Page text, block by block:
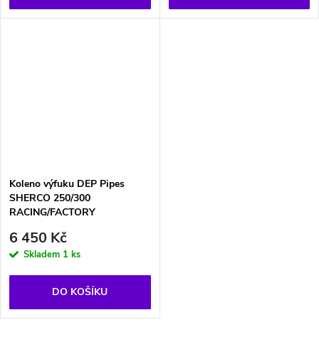
Koleno výfuku DEP Pipes
SHERCO 250/300
RACING/FACTORY
6 450 Kč
Skladem 1 ks
DO KOŠÍKU